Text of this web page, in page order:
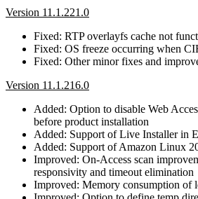
Version 11.1.221.0
Fixed: RTP overlayfs cache not
Fixed: OS freeze occurring when
Fixed: Other minor fixes and
Version 11.1.216.0
Added: Option to disable Web
before product installation
Added: Support of Live Installer in
Added: Support of Amazon Linux
Improved: On-Access scan
responsivity and timeout elimination
Improved: Memory consumption of